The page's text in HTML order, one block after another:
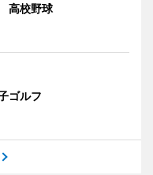
高校野球
ゴルフ